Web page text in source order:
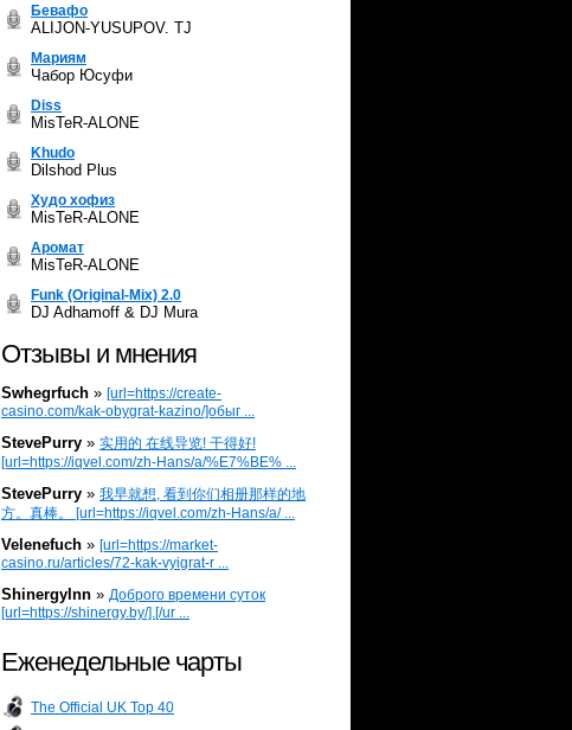
Бевафо
ALIJON-YUSUPOV. TJ
Мариям
Чабор Юсуфи
Diss
MisTeR-ALONE
Khudo
Dilshod Plus
Худо хофиз
MisTeR-ALONE
Аромат
MisTeR-ALONE
Funk (Original-Mix) 2.0
DJ Adhamoff & DJ Mura
Отзывы и мнения
Swhegrfuch » [url=https://create-
casino.com/kak-obygrat-kazino/]обыг ...
StevePurry » 实用的 在线导览! 干得好!
[url=https://iqvel.com/zh-Hans/a/%E7%BE% ...
StevePurry » 我早就想, 看到你们相册那样的地
方。真棒。 [url=https://iqvel.com/zh-Hans/a/ ...
Velenefuch » [url=https://market-
casino.ru/articles/72-kak-vyigrat-r ...
Shinergylnn » Доброго времени суток
[url=https://shinergy.by/].[/ur ...
Еженедельные чарты
The Official UK Top 40